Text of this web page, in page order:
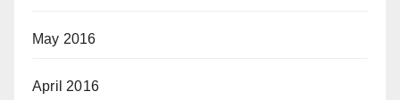
May 2016
April 2016